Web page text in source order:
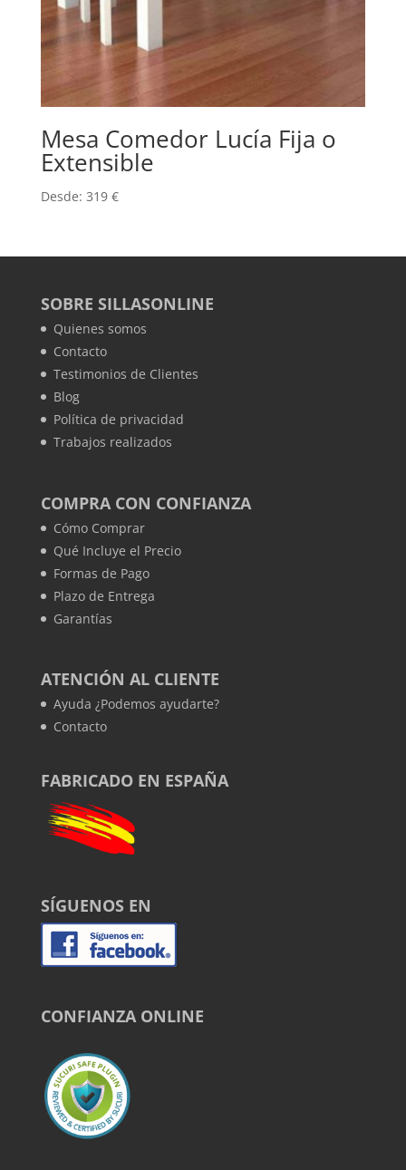
Mesa Comedor Lucía Fija o
Extensible
Desde: 319 €
SOBRE SILLASONLINE
Quienes somos
Contacto
Testimonios de Clientes
Blog
Política de privacidad
Trabajos realizados
COMPRA CON CONFIANZA
Cómo Comprar
Qué Incluye el Precio
Formas de Pago
Plazo de Entrega
Garantías
ATENCIÓN AL CLIENTE
Ayuda ¿Podemos ayudarte?
Contacto
FABRICADO EN ESPAÑA
SÍGUENOS EN
CONFIANZA ONLINE